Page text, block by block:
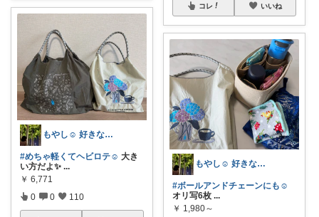
もやし☺︎ 好きなものと、すっきり暮らす
#めちゃ軽くてヘビロテ☺︎ 大き
い方だよ✨ ...
￥ 6,771
0 0 110
コレ いいね
もやし☺︎ 好きなものと、すっきり暮らす
#ボールアンドチェーンにも☺︎
オリ写6枚 ...
￥ 1,980～